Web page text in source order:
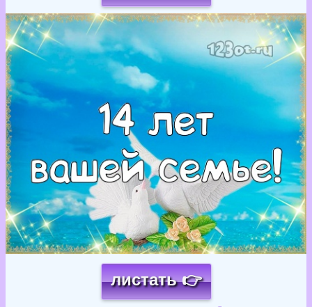
Загрузка картинки...
листать 👉